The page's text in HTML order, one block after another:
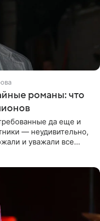
романы: что
да еще и
— неудивительно,
и уважали все